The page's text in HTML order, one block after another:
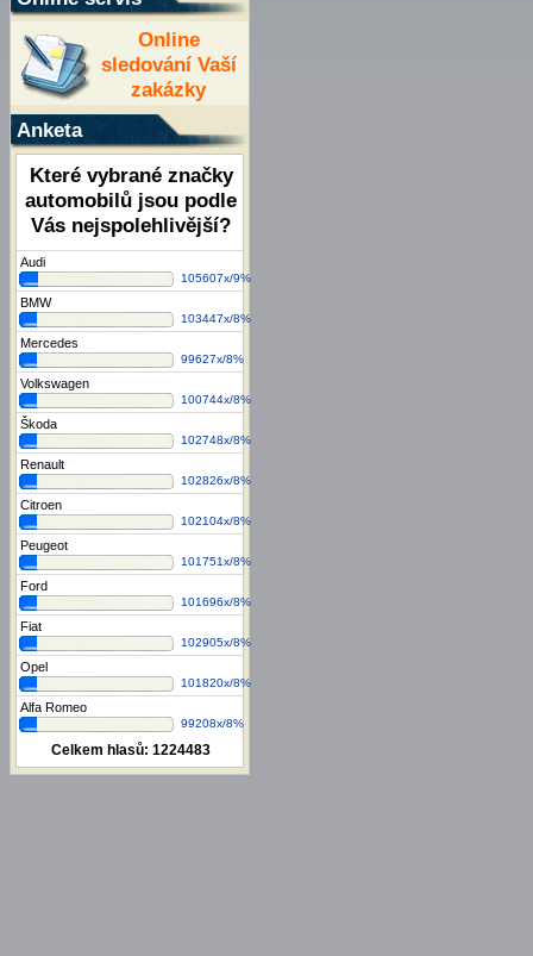
Online
sledování Vaší
zakázky
Anketa
Které vybrané značky
automobilů jsou podle
Vás nejspolehlivější?
Audi
105607x/9%
BMW
103447x/8%
Mercedes
99627x/8%
Volkswagen
100744x/8%
Škoda
102748x/8%
Renault
102826x/8%
Citroen
102104x/8%
Peugeot
101751x/8%
Ford
101696x/8%
Fiat
102905x/8%
Opel
101820x/8%
Alfa Romeo
99208x/8%
Celkem hlasů: 1224483